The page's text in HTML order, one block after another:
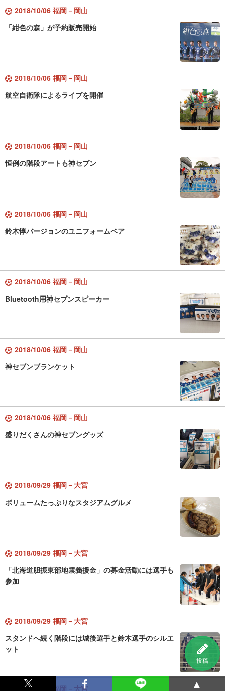
投稿
2018/10/06 福岡－岡山
「紺色の森」が予約販売開始
2018/10/06 福岡－岡山
航空自衛隊によるライブを開催
2018/10/06 福岡－岡山
恒例の階段アートも神セブン
2018/10/06 福岡－岡山
鈴木惇バージョンのユニフォームベア
2018/10/06 福岡－岡山
Bluetooth用神セブンスピーカー
2018/10/06 福岡－岡山
神セブンブランケット
2018/10/06 福岡－岡山
盛りだくさんの神セブングッズ
2018/09/29 福岡－大宮
ボリュームたっぷりなスタジアムグルメ
2018/09/29 福岡－大宮
「北海道胆振東部地震義援金」の募金活動には選手も
参加
2018/09/29 福岡－大宮
スタンドへ続く階段には城後選手と鈴木選手のシルエ
ット
2018/09/29 福岡－大宮 ▲